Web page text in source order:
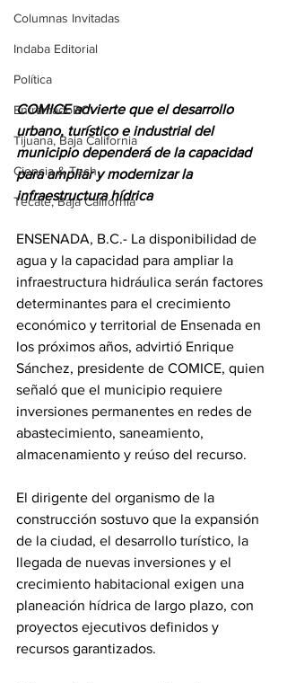
Columnas Invitadas
Indaba Editorial
Política
EntramadoBC
Tijuana, Baja California
Ciencia & Tech
Tecate, Baja California
COMICE advierte que el desarrollo
urbano, turístico e industrial del
municipio dependerá de la capacidad
para ampliar y modernizar la
infraestructura hídrica
ENSENADA, B.C.- La disponibilidad de
agua y la capacidad para ampliar la
infraestructura hidráulica serán factores
determinantes para el crecimiento
económico y territorial de Ensenada en
los próximos años, advirtió Enrique
Sánchez, presidente de COMICE, quien
señaló que el municipio requiere
inversiones permanentes en redes de
abastecimiento, saneamiento,
almacenamiento y reúso del recurso.
El dirigente del organismo de la
construcción sostuvo que la expansión
de la ciudad, el desarrollo turístico, la
llegada de nuevas inversiones y el
crecimiento habitacional exigen una
planeación hídrica de largo plazo, con
proyectos ejecutivos definidos y
recursos garantizados.